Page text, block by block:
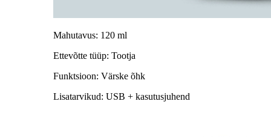
Mahutavus: 120 ml
Ettevõtte tüüp: Tootja
Funktsioon: Värske õhk
Lisatarvikud: USB + kasutusjuhend